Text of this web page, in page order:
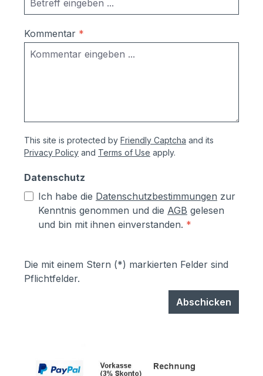
Kommentar *
This site is protected by Friendly Captcha and its
Privacy Policy and Terms of Use apply.
Datenschutz
Ich habe die Datenschutzbestimmungen zur
Kenntnis genommen und die AGB gelesen
und bin mit ihnen einverstanden. *
Die mit einem Stern (*) markierten Felder sind
Pflichtfelder.
Abschicken